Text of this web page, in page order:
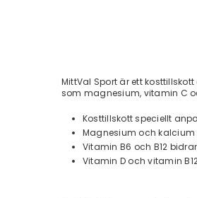
MittVal Sport är ett
som magnesium, vitamin C
Kosttillskott speciellt
Magnesium och
Vitamin B6 och B12
Vitamin D och vitamin